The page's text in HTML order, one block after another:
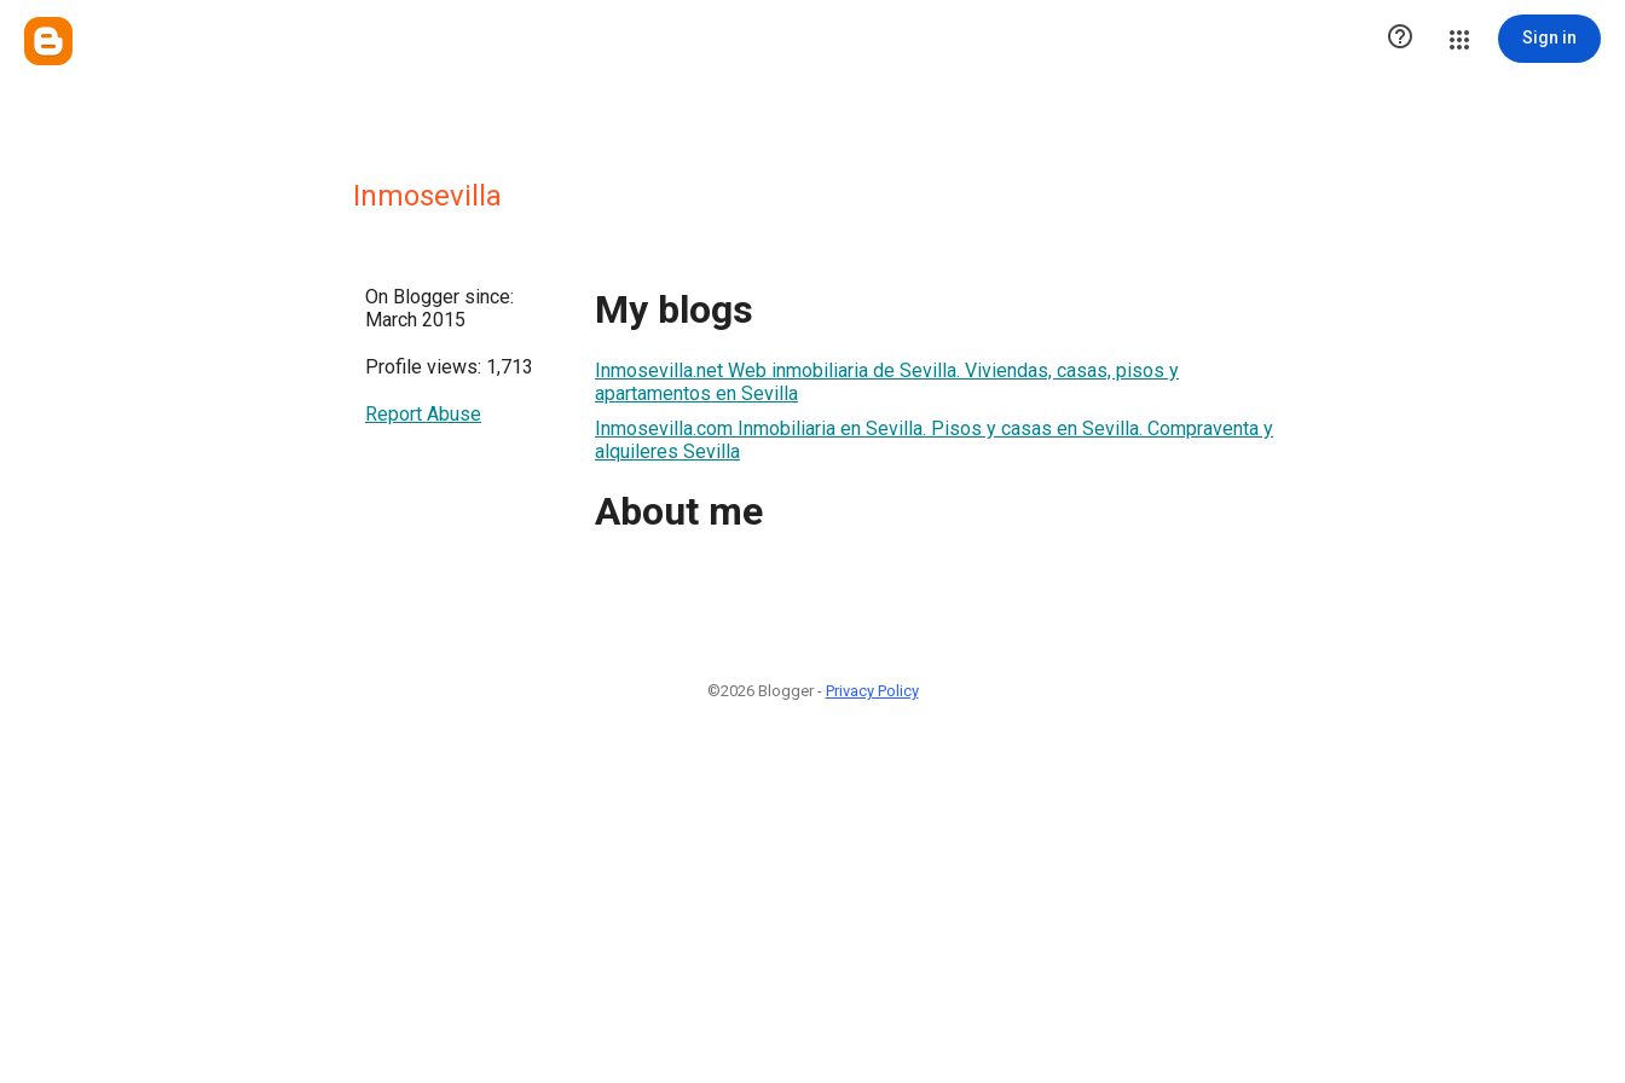
 Sign in
Inmosevilla
On Blogger since:
March 2015
Profile views: 1,713
Report Abuse
My blogs
Inmosevilla.net Web inmobiliaria de Sevilla. Viviendas, casas, pisos y
apartamentos en Sevilla
Inmosevilla.com Inmobiliaria en Sevilla. Pisos y casas en Sevilla. Compraventa y
alquileres Sevilla
About me
©2026 Blogger - Privacy Policy